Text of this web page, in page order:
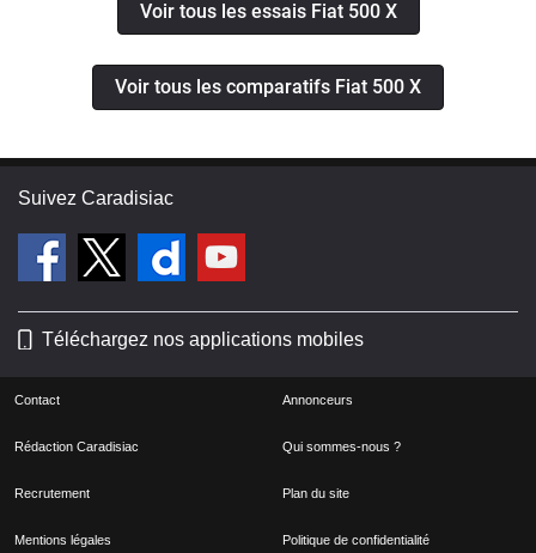
Voir tous les essais Fiat 500 X
Voir tous les comparatifs Fiat 500 X
Suivez Caradisiac
Téléchargez nos applications mobiles
Contact Annonceurs
Rédaction Caradisiac Qui sommes-nous ?
Recrutement Plan du site
Mentions légales Politique de confidentialité